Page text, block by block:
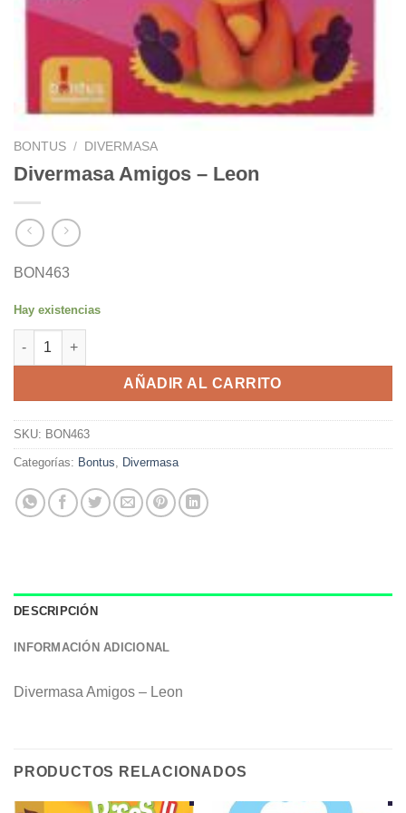
BONTUS / DIVERMASA
Divermasa Amigos – Leon
BON463
Hay existencias
Divermasa Amigos - Leon cantidad
AÑADIR AL CARRITO
SKU: BON463
Categorías: Bontus Divermasa
DESCRIPCIÓN
INFORMACIÓN ADICIONAL
Divermasa Amigos – Leon
PRODUCTOS RELACIONADOS